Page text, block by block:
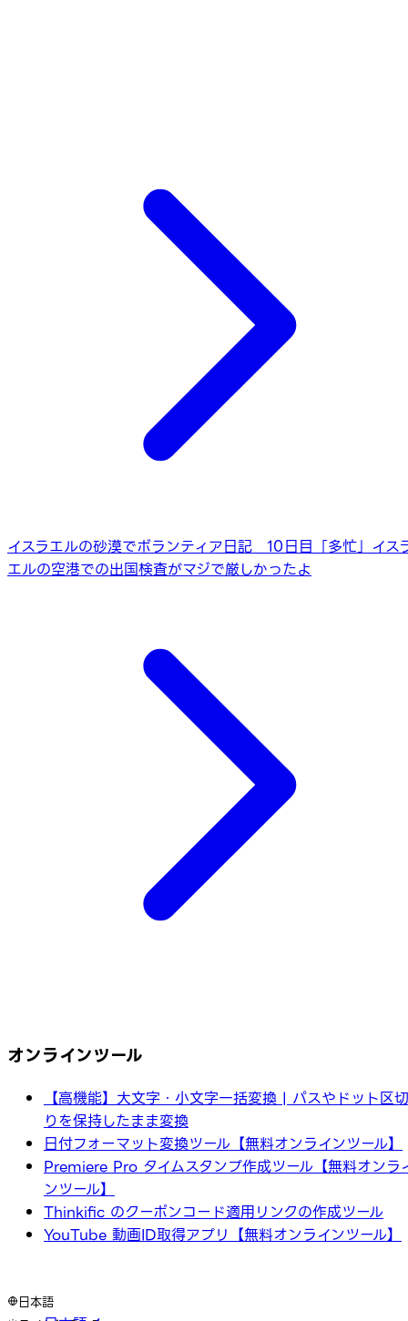
イスラエルの砂漠でボランティア日記 10日目「多忙」イス
エルの空港での出国検査がマジで厳しかったよ
オンラインツール
【高機能】大文字・小文字一括変換 | パスやドット区切
りを保持したまま変換
日付フォーマット変換ツール【無料オンラインツール】
Premiere Pro タイムスタンプ作成ツール【無料オンラ
ンツール】
Thinkific のクーポンコード適用リンクの作成ツール
YouTube 動画ID取得アプリ【無料オンラインツール】
日本語